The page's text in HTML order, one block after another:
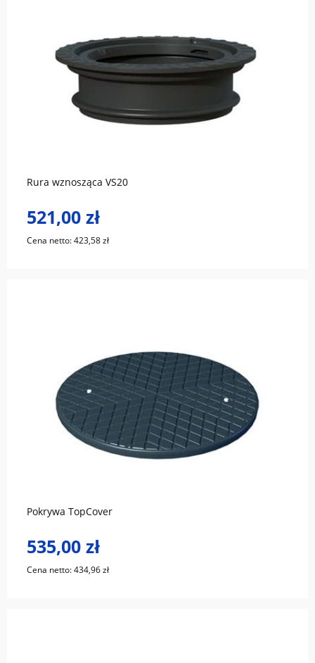
Rura wznosząca VS20
521,00 zł
Cena netto:423,58 zł
Pokrywa TopCover
535,00 zł
Cena netto:434,96 zł
do koszyka